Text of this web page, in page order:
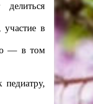
участие в
— в том